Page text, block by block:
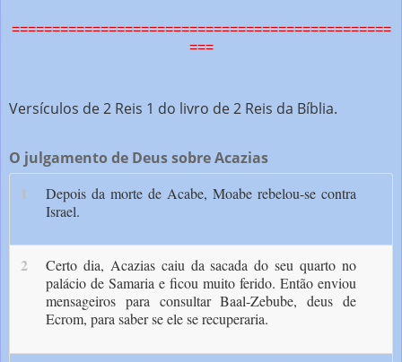
===============================================
===
Versículos de 2 Reis 1 do livro de 2 Reis da Bíblia.
O julgamento de Deus sobre Acazias
1
Depois da morte de Acabe, Moabe rebelou-se contra
Israel.
2
Certo dia, Acazias caiu da sacada do seu quarto no
palácio de Samaria e ficou muito ferido. Então enviou
mensageiros para consultar Baal-Zebube, deus de
Ecrom, para saber se ele se recuperaria.